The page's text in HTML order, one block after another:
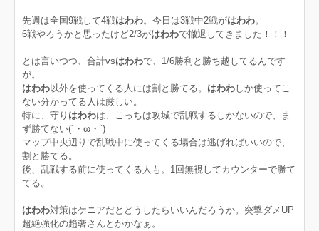
先週は全国9戦して4戦はわわ。今日は3戦中2戦がはわわ。
6戦やろうかと思ったけど2/3がはわわで撤退してきました！！！
とは言いつつ、合計vsはわわで、1/6勝利と勝ち越してるんです
が。
はわわ以外を使ってくる人には割と勝てる。 はわわ しか使ってこ
ない分かってる人は厳しい。
特に、守り はわわは、こっちは攻城で乱戦するしかないので、ま
ず勝てない(´・ω・`)
マップ中央辺りで乱戦中に使ってくる場合は逃げればいいので、
割と勝てる。
後、乱戦する前に使ってくる人も。1回無視してカウンターで勝て
てる。
はわわ対策はケニアだとどうしたらいいんだろうか。突撃ダメUP
超絶強化の趙奢さんとかかなぁ。